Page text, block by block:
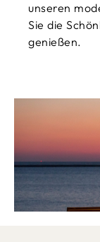
unseren
Sie die
genießen.